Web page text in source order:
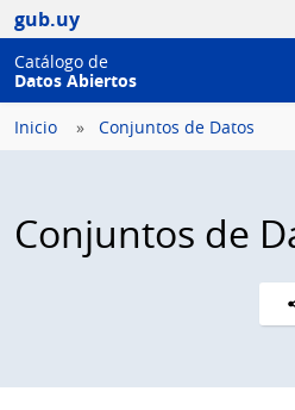
gub.uy
Catálogo de
Datos Abiertos
Inicio Conjuntos de Datos
Conjuntos de